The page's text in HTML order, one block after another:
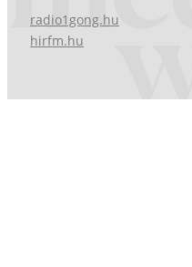
radio1gong.hu
hirfm.hu